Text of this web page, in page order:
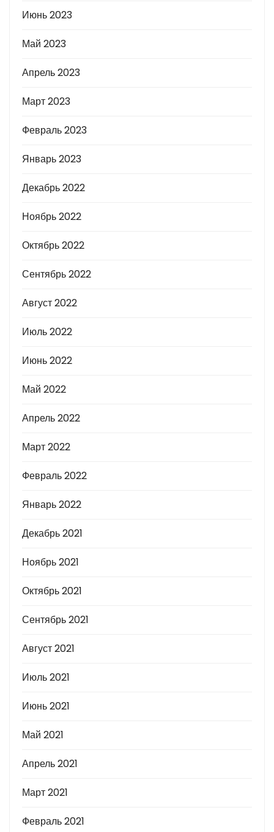
Июнь 2023
Май 2023
Апрель 2023
Март 2023
Февраль 2023
Январь 2023
Декабрь 2022
Ноябрь 2022
Октябрь 2022
Сентябрь 2022
Август 2022
Июль 2022
Июнь 2022
Май 2022
Апрель 2022
Март 2022
Февраль 2022
Январь 2022
Декабрь 2021
Ноябрь 2021
Октябрь 2021
Сентябрь 2021
Август 2021
Июль 2021
Июнь 2021
Май 2021
Апрель 2021
Март 2021
Февраль 2021